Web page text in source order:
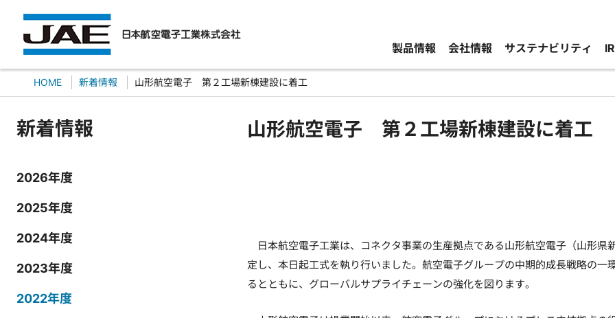
製品情報 会社情報 サステナビリティ
HOME 新着情報 山形航空電子 第２工場新棟建設に着工
新着情報
2026年度
2025年度
2024年度
2023年度
2022年度
山形航空電子 第２工場新棟建設に着工
日本航空電子工業は、コネクタ事業の生産拠点である山形航空電子（山形
定し、本日起工式を執り行いました。航空電子グループの中期的成長戦略の
るとともに、グローバルサプライチェーンの強化を図ります。